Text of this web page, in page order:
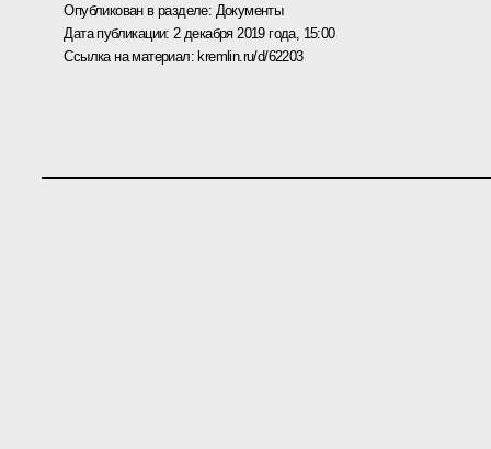
Опубликован в разделе: Документы
Дата публикации: 2 декабря 2019 года, 15:00
Ссылка на материал: kremlin.ru/d/62203